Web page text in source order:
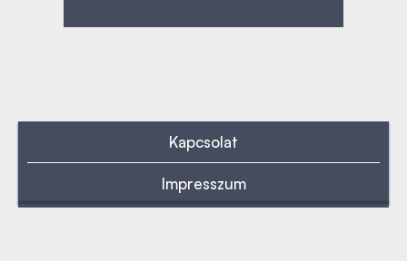
Kapcsolat
Impresszum